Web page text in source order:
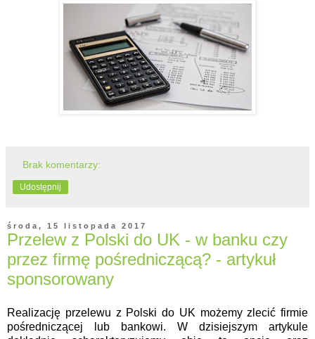
Brak komentarzy:
Udostępnij
środa, 15 listopada 2017
Przelew z Polski do UK - w banku czy
przez firmę pośredniczącą? - artykuł
sponsorowany
Realizację przelewu z Polski do UK możemy zlecić firmie
pośredniczącej lub bankowi. W dzisiejszym artykule